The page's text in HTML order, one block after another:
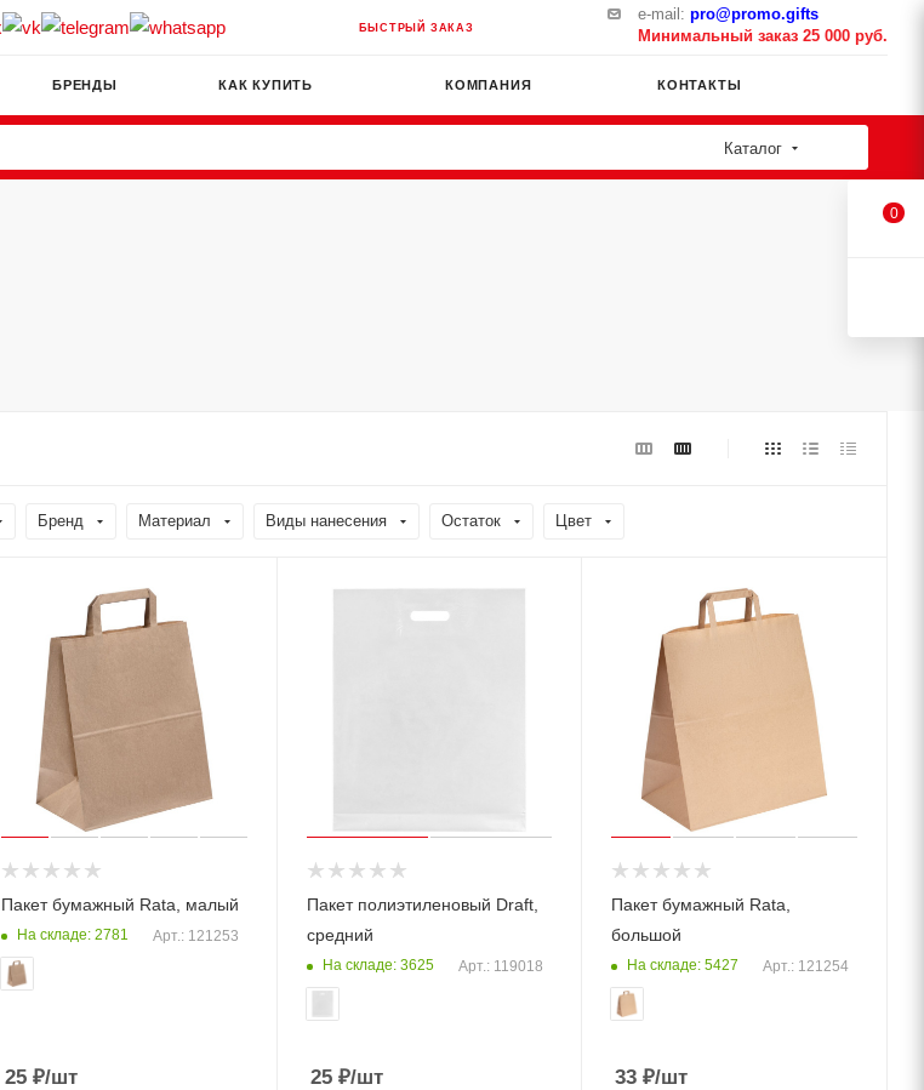
БЫСТРЫЙ ЗАКАЗ
e-mail: pro@promo.gifts
Минимальный заказ 25 000 руб.
БРЕНДЫ КАК КУПИТЬ КОМПАНИЯ КОНТАКТЫ
Каталог
Бренд Материал Виды нанесения Остаток Цвет
Пакет бумажный Rata, малый
На складе: 2781 Арт.: 121253
25₽/шт
Пакет полиэтиленовый Draft,
средний
На складе: 3625 Арт.: 119018
25₽/шт
Пакет бумажный Rata,
большой
На складе: 5427 Арт.: 121254
33 ₽/шт
0